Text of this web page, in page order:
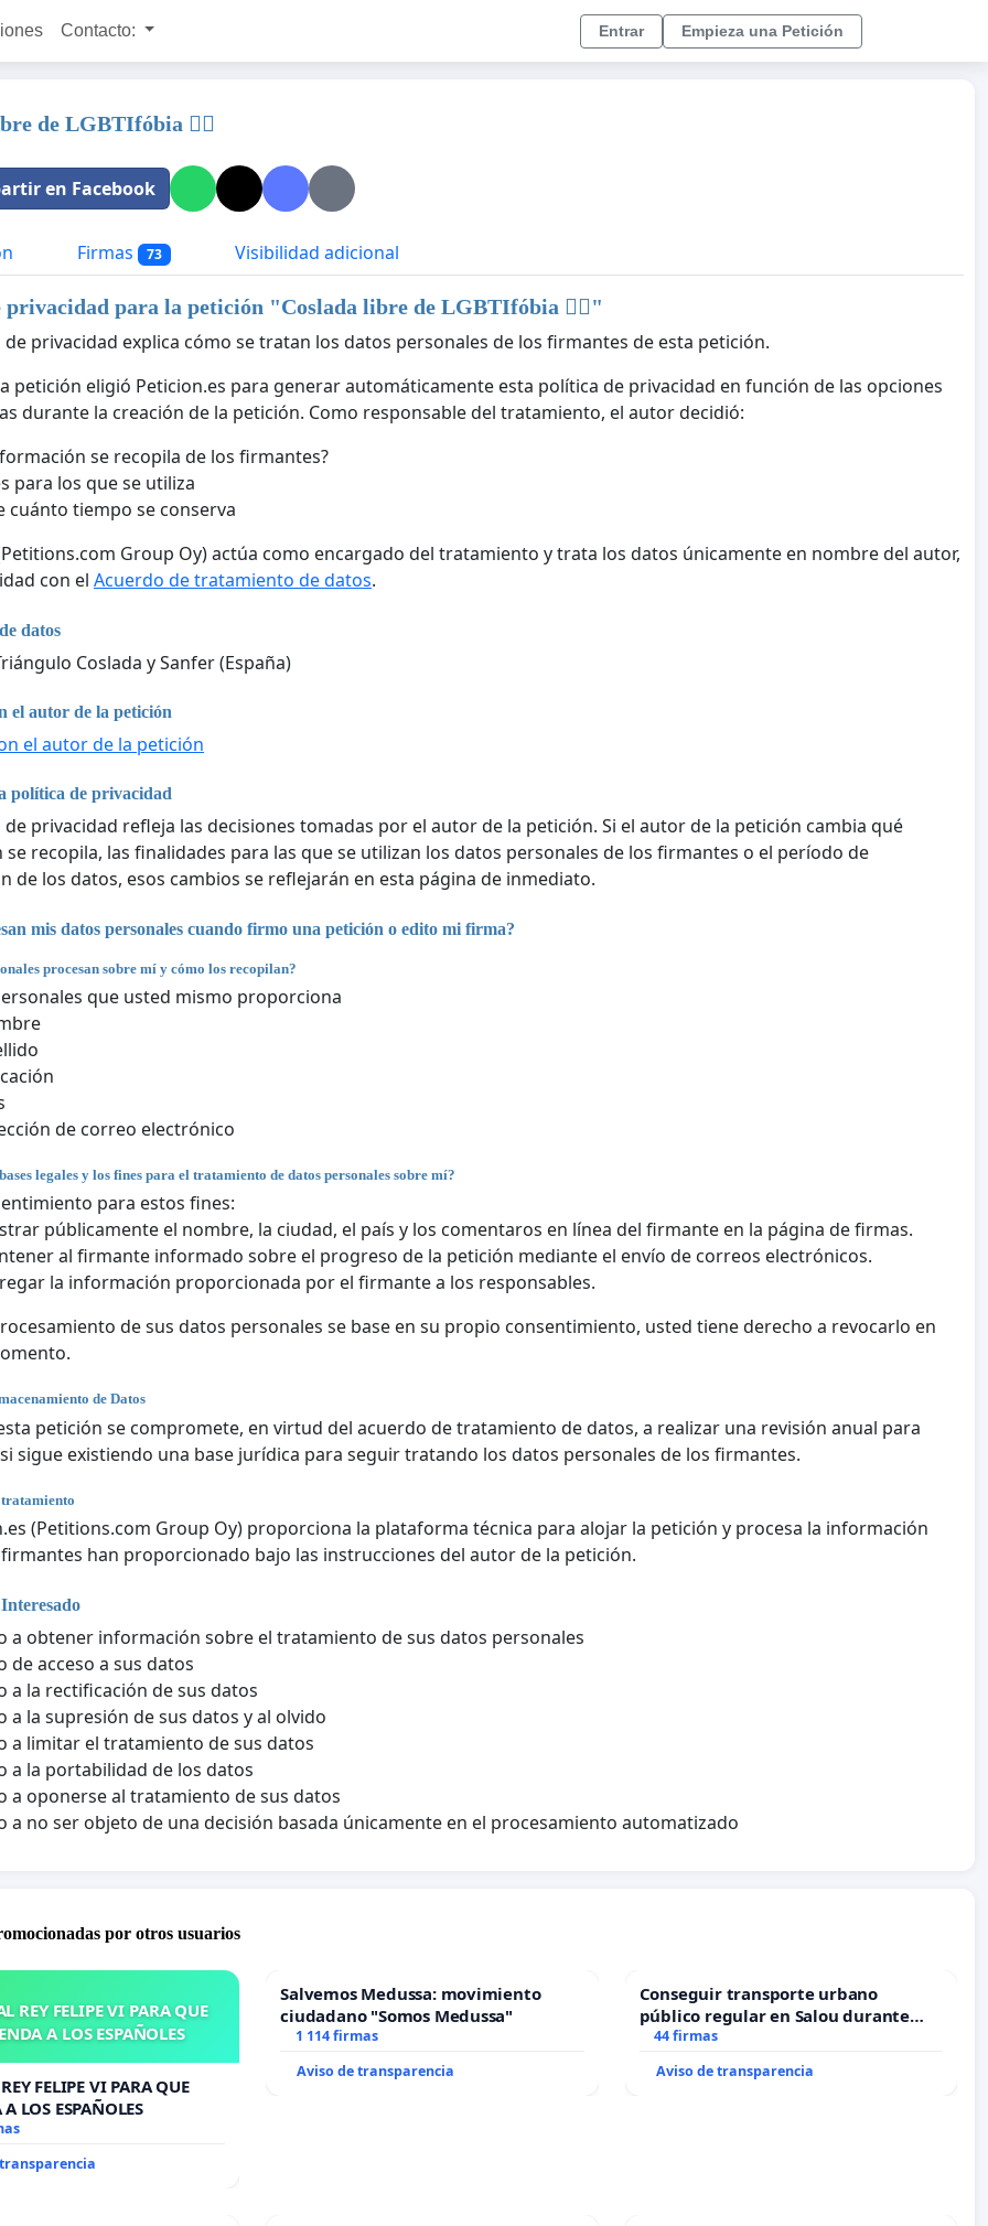
Contacto: Entrar Empieza una Petición
de LGBTIfóbia 🏳️‍🌈
en Facebook
Firmas 73 Visibilidad adicional
privacidad para la petición "Coslada libre de LGBTIfóbia 🏳️‍🌈"
de privacidad explica cómo se tratan los datos personales de los firmantes de esta petición.
petición eligió Peticion.es para generar automáticamente esta política de privacidad en función de las opciones
durante la creación de la petición. Como responsable del tratamiento, el autor decidió:
se recopila de los firmantes?
para los que se utiliza
cuánto tiempo se conserva
Group Oy) actúa como encargado del tratamiento y trata los datos únicamente en nombre del autor,
con el Acuerdo de tratamiento de datos.
datos
Coslada y Sanfer (España)
el autor de la petición
el autor de la petición
política de privacidad
de privacidad refleja las decisiones tomadas por el autor de la petición. Si el autor de la petición cambia qué
recopila, las finalidades para las que se utilizan los datos personales de los firmantes o el período de
de los datos, esos cambios se reflejarán en esta página de inmediato.
mis datos personales cuando firmo una petición o edito mi firma?
procesan sobre mí y cómo los recopilan?
que usted mismo proporciona
de correo electrónico
legales y los fines para el tratamiento de datos personales sobre mí?
para estos fines:
públicamente el nombre, la ciudad, el país y los comentaros en línea del firmante en la página de firmas.
al firmante informado sobre el progreso de la petición mediante el envío de correos electrónicos.
la información proporcionada por el firmante a los responsables.
de sus datos personales se base en su propio consentimiento, usted tiene derecho a revocarlo en
de Datos
petición se compromete, en virtud del acuerdo de tratamiento de datos, a realizar una revisión anual para
sigue existiendo una base jurídica para seguir tratando los datos personales de los firmantes.
(Petitions.com Group Oy) proporciona la plataforma técnica para alojar la petición y procesa la información
han proporcionado bajo las instrucciones del autor de la petición.
a obtener información sobre el tratamiento de sus datos personales
de acceso a sus datos
a la rectificación de sus datos
a la supresión de sus datos y al olvido
a limitar el tratamiento de sus datos
a la portabilidad de los datos
a oponerse al tratamiento de sus datos
a no ser objeto de una decisión basada únicamente en el procesamiento automatizado
por otros usuarios
REY FELIPE VI PARA QUE
A LOS ESPAÑOLES
FELIPE VI PARA QUE
LOS ESPAÑOLES
Salvemos Medussa: movimiento
ciudadano "Somos Medussa"
1 114 firmas
Aviso de transparencia
Conseguir transporte urbano
público regular en Salou durante
todo el año
44 firmas
Aviso de transparencia